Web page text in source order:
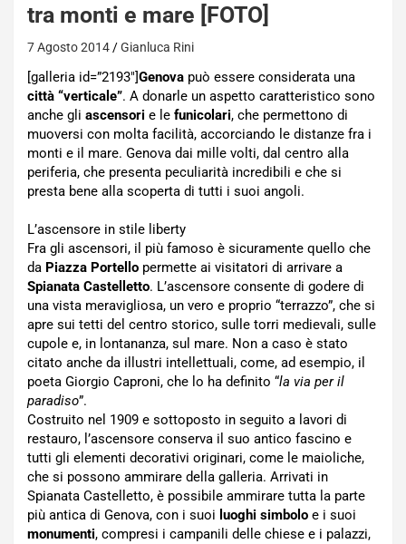
tra monti e mare [FOTO]
7 Agosto 2014 Gianluca Rini
[galleria id=”2193″]Genova può essere considerata una
città “verticale”. A donarle un aspetto caratteristico sono
anche gli ascensori e le funicolari, che permettono di
muoversi con molta facilità, accorciando le distanze fra i
monti e il mare. Genova dai mille volti, dal centro alla
periferia, che presenta peculiarità incredibili e che si
presta bene alla scoperta di tutti i suoi angoli.
L’ascensore in stile liberty
Fra gli ascensori, il più famoso è sicuramente quello che
da Piazza Portello permette ai visitatori di arrivare a
Spianata Castelletto. L’ascensore consente di godere di
una vista meravigliosa, un vero e proprio “terrazzo”, che si
apre sui tetti del centro storico, sulle torri medievali, sulle
cupole e, in lontananza, sul mare. Non a caso è stato
citato anche da illustri intellettuali, come, ad esempio, il
poeta Giorgio Caproni, che lo ha definito “la via per il
paradiso”.
Costruito nel 1909 e sottoposto in seguito a lavori di
restauro, l’ascensore conserva il suo antico fascino e
tutti gli elementi decorativi originari, come le maioliche,
che si possono ammirare della galleria. Arrivati in
Spianata Castelletto, è possibile ammirare tutta la parte
più antica di Genova, con i suoi luoghi simbolo e i suoi
monumenti, compresi i campanili delle chiese e i palazzi,